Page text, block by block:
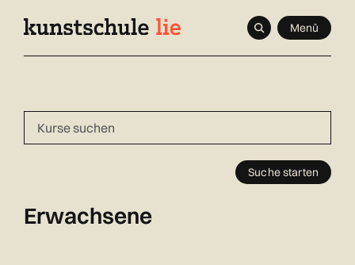
Navigieren
Seitenkontext Menü
Suche starten
Erwachsene